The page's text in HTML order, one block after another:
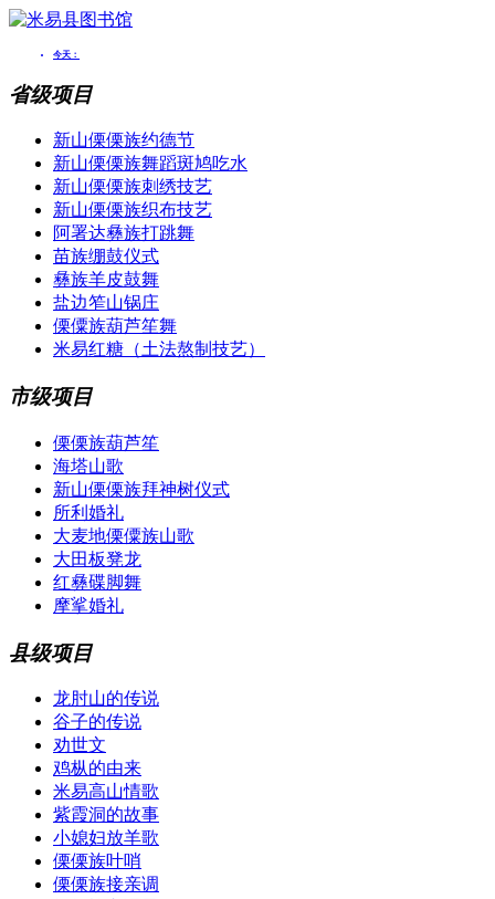
省级项目
新山傈傈族约德节
新山傈傈族舞蹈斑鸠吃水
新山傈傈族刺绣技艺
新山傈傈族织布技艺
阿署达彝族打跳舞
苗族绷鼓仪式
彝族羊皮鼓舞
盐边笮山锅庄
傈僳族葫芦笙舞
米易红糖（土法熬制技艺）
市级项目
傈傈族葫芦笙
海塔山歌
新山傈傈族拜神树仪式
所利婚礼
大麦地傈僳族山歌
大田板凳龙
红彝碟脚舞
摩挲婚礼
县级项目
龙肘山的传说
谷子的传说
劝世文
鸡枞的由来
米易高山情歌
紫霞洞的故事
小媳妇放羊歌
傈傈族叶哨
傈傈族接亲调